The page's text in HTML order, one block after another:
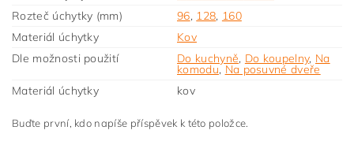
Rozteč úchytky (mm)
96, 128, 160
Materiál úchytky
Kov
Dle možnosti použití
Do kuchyně, Do koupelny, Na
komodu, Na posuvné dveře
Materiál úchytky
kov
Buďte první, kdo napíše příspěvek k této položce.